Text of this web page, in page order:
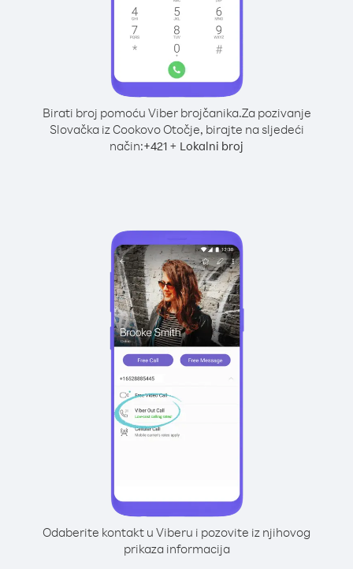
Birati broj pomoću Viber brojčanika.Za pozivanje
Slovačka iz Cookovo Otočje, birajte na sljedeći
način:+421 + Lokalni broj
Odaberite kontakt u Viberu i pozovite iz njihovog
prikaza informacija